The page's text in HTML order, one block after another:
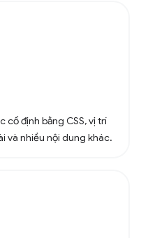
cố định bằng CSS, vị trí
và nhiều nội dung khác.